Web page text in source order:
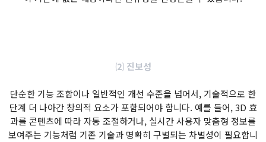
⑵ 진보성
단순한 기능 조합이나 일반적인 개선 수준을 넘어서, 기술적으로 한
단계 더 나아간 창의적 요소가 포함되어야 합니다. 예를 들어, 3D 효
과를 콘텐츠에 따라 자동 조절하거나, 실시간 사용자 맞춤형 정보를
보여주는 기능처럼 기존 기술과 명확히 구별되는 차별성이 필요합니